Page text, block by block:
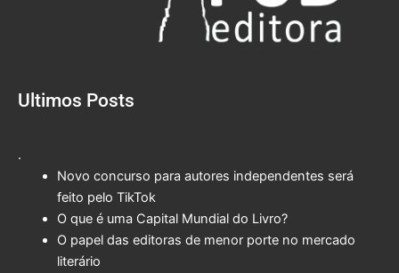
Ultimos Posts
.
Novo concurso para autores independentes será
feito pelo TikTok
O que é uma Capital Mundial do Livro?
O papel das editoras de menor porte no mercado
literário